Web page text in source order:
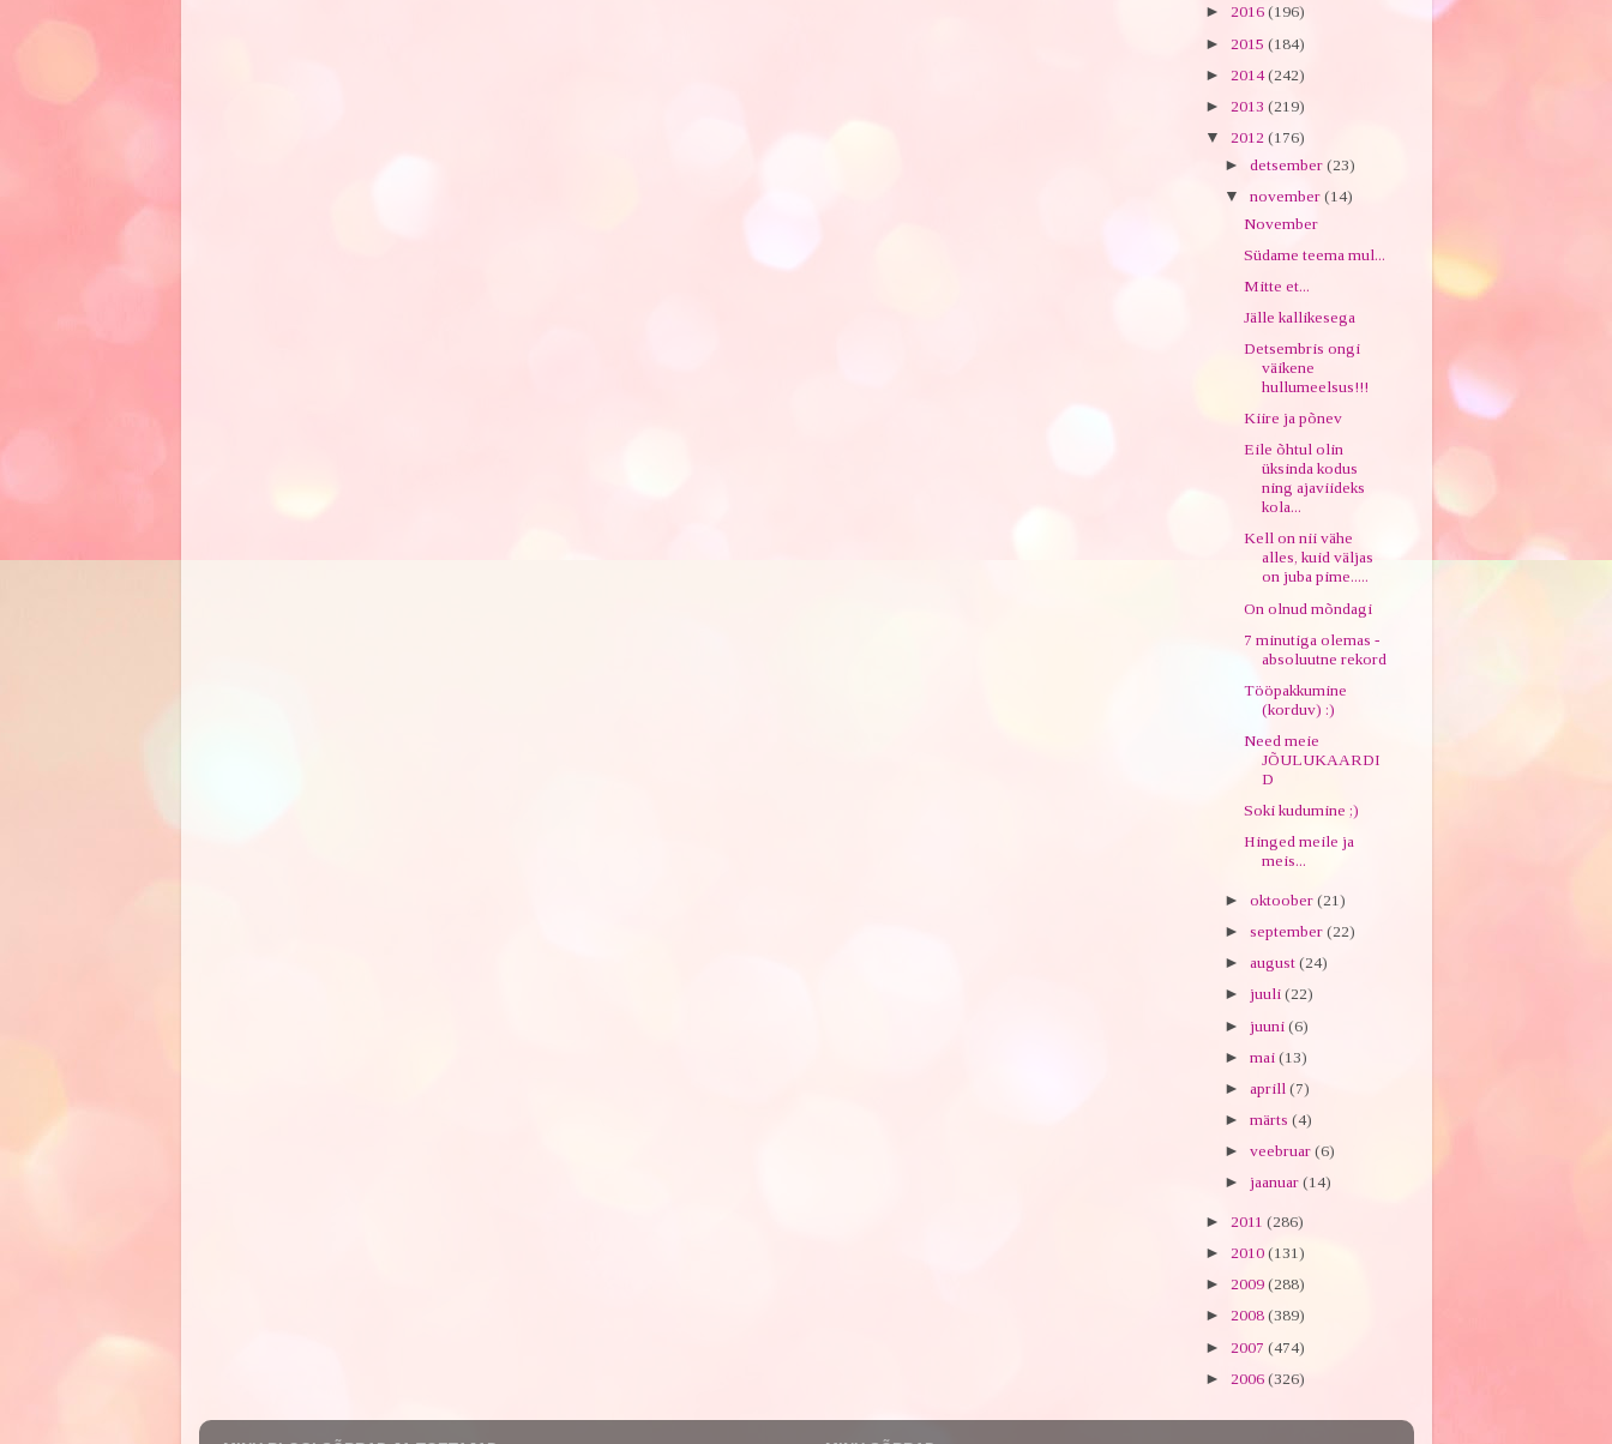
► 2016 (196)
► 2015 (184)
► 2014(242)
► 2013 (219)
▼ 2012 (176)
► detsember (23)
▼ november (14)
November
Südame teema mul...
Mitte et...
Jälle kallikesega
Detsembris ongi
väikene
hullumeelsus!!!
Kiire ja põnev
Eile õhtul olin
üksinda kodus
ning ajaviideks
kola...
Kell on nii vähe
alles, kuid väljas
on juba pime.....
On olnud mõndagi
7 minutiga olemas -
absoluutne rekord
Tööpakkumine
(korduv) :)
Need meie
JÕULUKAARDI
D
Soki kudumine ;)
Hinged meile ja
meis...
► oktoober (21)
► september (22)
► august (24)
► juuli (22)
► juuni (6)
► mai (13)
► aprill (7)
► märts (4)
► veebruar (6)
► jaanuar (14)
► 2011 (286)
► 2010 (131)
► 2009 (288)
► 2008 (389)
► 2007 (474)
► 2006 (326)